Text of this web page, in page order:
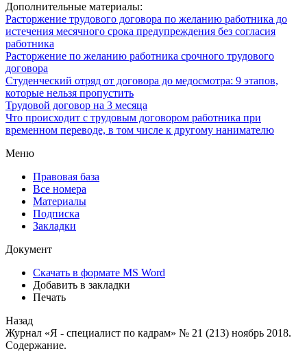
Дополнительные материалы:
Расторжение трудового договора по желанию работника до
истечения месячного срока предупреждения без согласия
работника
Расторжение по желанию работника срочного трудового
договора
Студенческий отряд от договора до медосмотра: 9 этапов,
которые нельзя пропустить
Трудовой договор на 3 месяца
Что происходит с трудовым договором работника при
временном переводе, в том числе к другому нанимателю
Меню
Правовая база
Все номера
Материалы
Подписка
Закладки
Документ
Скачать в формате MS Word
Добавить в закладки
Печать
Назад
Журнал «Я - специалист по кадрам» № 21 (213) ноябрь 2018.
Содержание.